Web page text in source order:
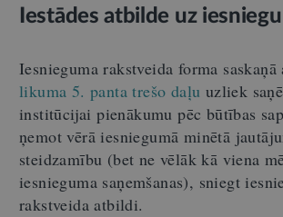
Iestādes atbilde uz
Iesnieguma rakstveida forma saskaņā
likuma 5. panta trešo daļu uzliek
institūcijai pienākumu pēc būtības
ņemot vērā iesniegumā minētā
steidzamību (bet ne vēlāk kā viena
iesnieguma saņemšanas), sniegt
rakstveida atbildi.